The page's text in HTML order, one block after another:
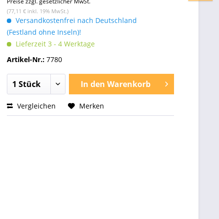
(77,11 € inkl. 19% MwSt.)
Versandkostenfrei nach Deutschland
(Festland ohne Inseln)!
Lieferzeit 3 - 4 Werktage
Artikel-Nr.: 7780
In den Warenkorb
Vergleichen Merken